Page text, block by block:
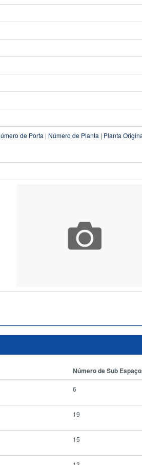
de Porta | Número de Planta | Planta
Número de Sub
6
19
15